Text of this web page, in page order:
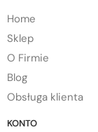
Home
Sklep
O Firmie
Blog
Obsługa klienta
KONTO